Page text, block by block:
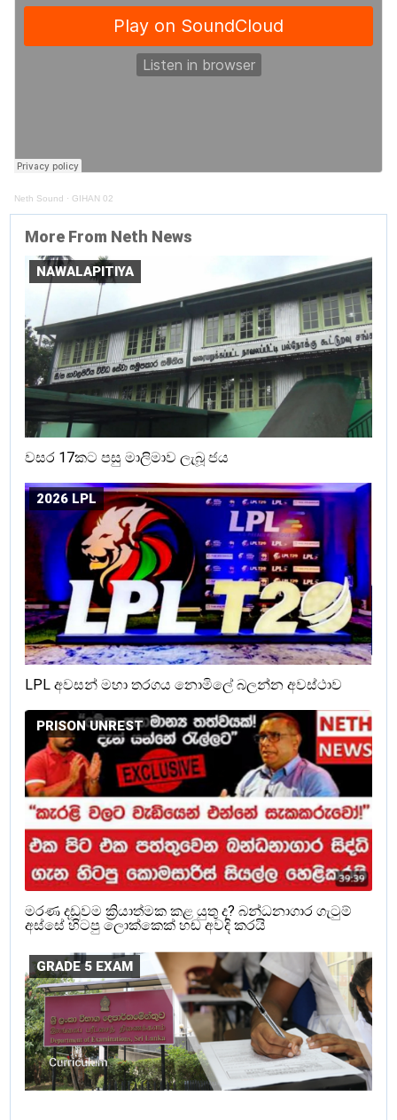
Neth Sound · GIHAN 02
More From Neth News
NAWALAPITIYA
වසර 17කට පසු මාලිමාව ලැබූ ජය
2026 LPL
LPL අවසන් මහා තරගය නොමිලේ බලන්න අවස්ථාව
PRISON UNREST
මරණ දඩුවම ක්‍රියාත්මක කළ යුතු ද? බන්ධනාගාර ගැටුම්
අස්සේ හිටපු ලොක්කෙක් හඬ අවදි කරයි
GRADE 5 EXAM